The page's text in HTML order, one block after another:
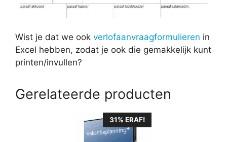
Wist je dat we ook verlofaanvraagformulieren in
Excel hebben, zodat je ook die gemakkelijk kunt
printen/invullen?
Gerelateerde producten
31% ERAF!